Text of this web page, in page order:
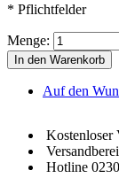
* Pflichtfelder
Menge:
In den Warenkorb
Auf den
Kostenloser
Hotline